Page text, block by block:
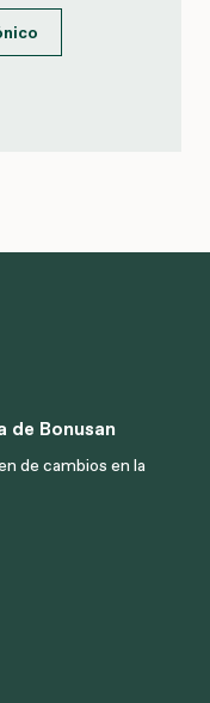
de Bonusan
de cambios en la